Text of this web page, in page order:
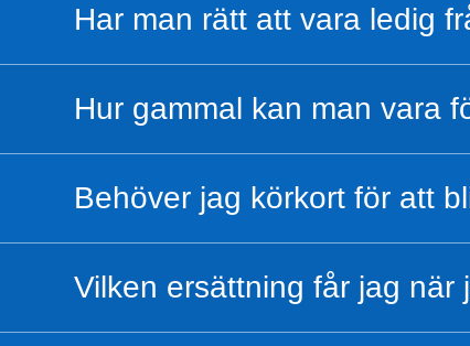
Har man rätt att vara ledig
Hur gammal kan man vara
Behöver jag körkort för att
Vilken ersättning får jag när